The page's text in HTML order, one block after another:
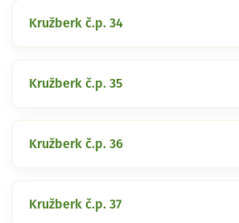
Kružberk č.p. 34
Kružberk č.p. 35
Kružberk č.p. 36
Kružberk č.p. 37